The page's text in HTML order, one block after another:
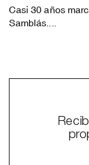
Casi 30 años
Samblás....